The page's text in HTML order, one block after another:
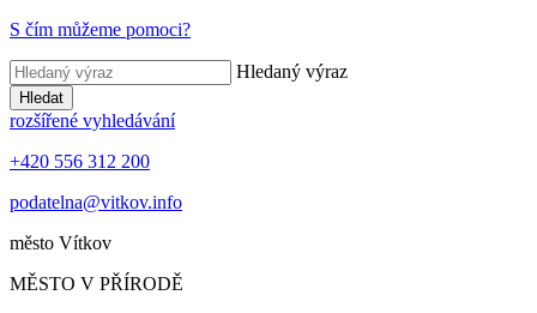
S čím můžeme pomoci?
Hledaný výraz
Hledat
rozšířené vyhledávání
+420 556 312 200
podatelna@vitkov.info
město Vítkov
MĚSTO V PŘÍRODĚ